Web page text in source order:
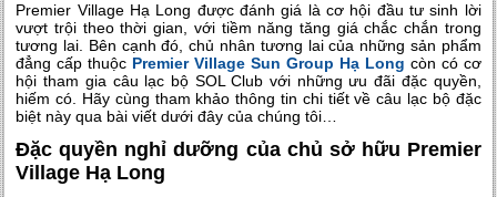
Premier Village Hạ Long được đánh giá là cơ hội đầu tư sinh lời
vượt trội theo thời gian, với tiềm năng tăng giá chắc chắn trong
tương lai. Bên cạnh đó, chủ nhân tương lai của những sản phẩm
đẳng cấp thuộc Premier Village Sun Group Hạ Long còn có cơ
hội tham gia câu lạc bộ SOL Club với những ưu đãi đặc quyền,
hiếm có. Hãy cùng tham khảo thông tin chi tiết về câu lạc bộ đặc
biệt này qua bài viết dưới đây của chúng tôi…
Đặc quyền nghỉ dưỡng của chủ sở hữu Premier
Village Hạ Long